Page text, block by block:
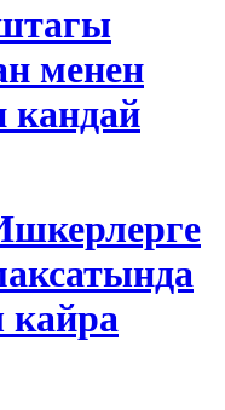
менен
кандай
кайра